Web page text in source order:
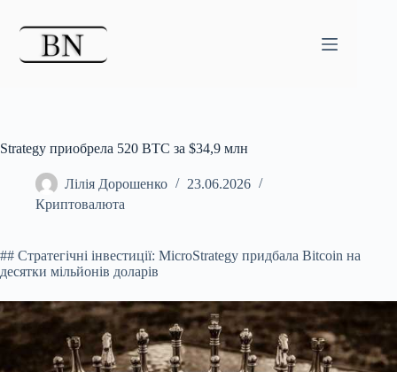
Strategy приобрела 520 BTC за $34,9 млн
Лілія Дорошенко
23.06.2026
Криптовалюта
## Стратегічні інвестиції: MicroStrategy придбала Bitcoin на
десятки мільйонів доларів